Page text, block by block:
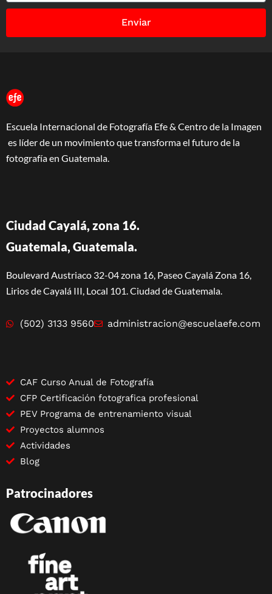
Enviar
Escuela Internacional de Fotografía Efe & Centro de la Imagen
es líder de un movimiento que transforma el futuro de la
fotografía en Guatemala.
Ciudad Cayalá, zona 16.
Guatemala, Guatemala.
Boulevard Austriaco 32-04 zona 16, Paseo Cayalá Zona 16,
Lirios de Cayalá III, Local 101. Ciudad de Guatemala.
(502) 3133 9560 administracion@escuelaefe.com
CAF Curso Anual de Fotografía
CFP Certificación fotografica profesional
PEV Programa de entrenamiento visual
Proyectos alumnos
Actividades
Blog
Patrocinadores